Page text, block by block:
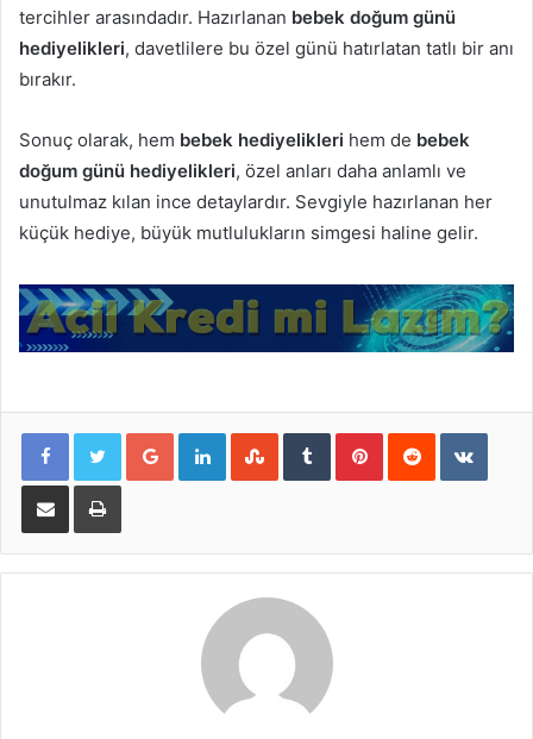
tercihler arasındadır. Hazırlanan bebek doğum günü
hediyelikleri, davetlilere bu özel günü hatırlatan tatlı bir anı
bırakır.
Sonuç olarak, hem bebek hediyelikleri hem de bebek
doğum günü hediyelikleri, özel anları daha anlamlı ve
unutulmaz kılan ince detaylardır. Sevgiyle hazırlanan her
küçük hediye, büyük mutlulukların simgesi haline gelir.
Google+LinkedInStumbleUpon
TumblrPinterestReddit
E-Posta ile paylaş Yazdır